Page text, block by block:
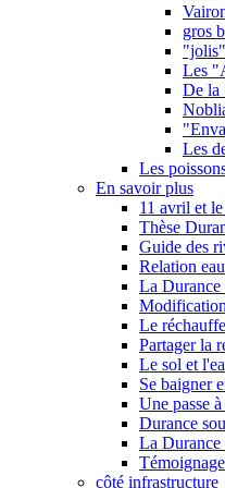
gros
Les
De la
Les
Les
En savoir plus
11 avril et
Thèse
Guide des
Relation
La Durance
Le
Partager la
Le sol et
Se baigner
Une passe
Durance
La Durance
côté infrastructure